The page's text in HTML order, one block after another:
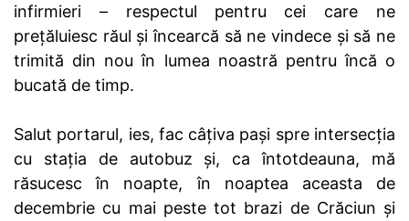
infirmieri – respectul pentru cei care ne
prețăluiesc răul și încearcă să ne vindece și să ne
trimită din nou în lumea noastră pentru încă o
bucată de timp.
Salut portarul, ies, fac câțiva pași spre intersecția
cu stația de autobuz și, ca întotdeauna, mă
răsucesc în noapte, în noaptea aceasta de
decembrie cu mai peste tot brazi de Crăciun și